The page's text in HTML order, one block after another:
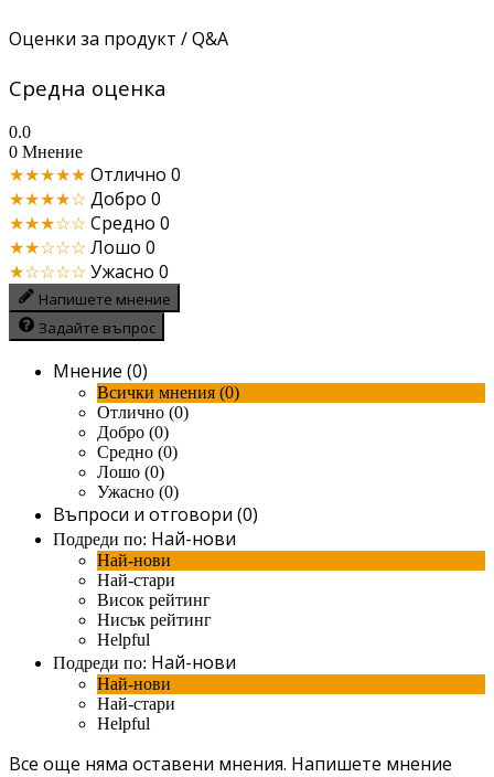
Оценки за продукт / Q&A
Средна оценка
0.0
0 Мнение
★★★★★ Отлично 0
★★★★☆ Добро 0
★★★☆☆ Средно 0
★★☆☆☆ Лошо 0
★☆☆☆☆ Ужасно 0
Напишете мнение
Задайте въпрос
Мнение (0)
Всички мнения (0)
Отлично (0)
Добро (0)
Средно (0)
Лошо (0)
Ужасно (0)
Въпроси и отговори (0)
Подреди по: Най-нови
Най-нови
Най-стари
Висок рейтинг
Нисък рейтинг
Helpful
Подреди по: Най-нови
Най-нови
Най-стари
Helpful
Все още няма оставени мнения. Напишете мнение